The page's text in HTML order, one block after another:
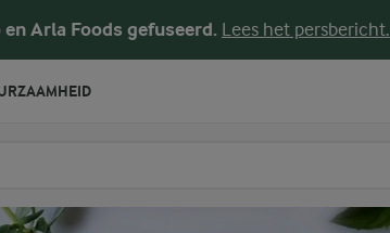
Arla Foods gefuseerd. Lees het persbericht.